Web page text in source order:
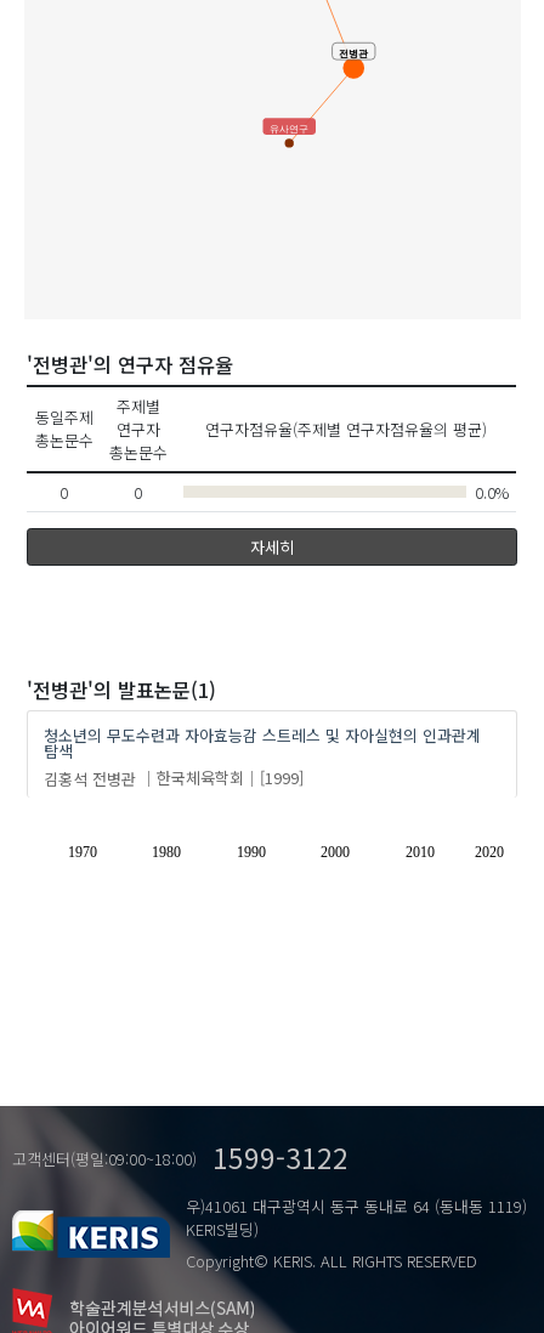
전병관
유사연구
'전병관'의 연구자 점유율
동일주제
총논문수
주제별
연구자
총논문수
연구자점유율(주제별 연구자점유율의 평균)
0 0 0.0%
자세히
'전병관'의 발표논문(1)
청소년의 무도수련과 자아효능감 스트레스 및 자아실현의 인과관계
탐색
김홍석 전병관 한국체육학회 [1999]
1970 1980 1990 2000 2010 2020
고객센터(평일:09:00~18:00) 1599-3122
우)41061 대구광역시 동구 동내로 64 (동내동 1119)
KERIS빌딩)
Copyright© KERIS. ALL RIGHTS RESERVED